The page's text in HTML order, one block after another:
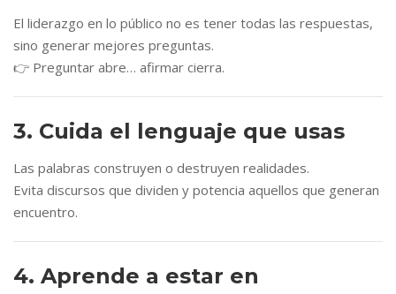
El liderazgo en lo público no es tener todas las respuestas,
sino generar mejores preguntas.
👉 Preguntar abre… afirmar cierra.
3. Cuida el lenguaje que usas
Las palabras construyen o destruyen realidades.
Evita discursos que dividen y potencia aquellos que generan
encuentro.
4. Aprende a estar en